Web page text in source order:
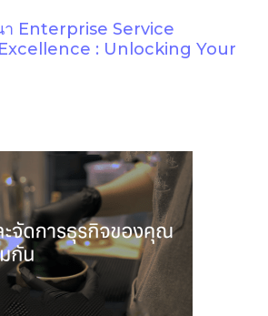
า Enterprise Service
: Unlocking Your